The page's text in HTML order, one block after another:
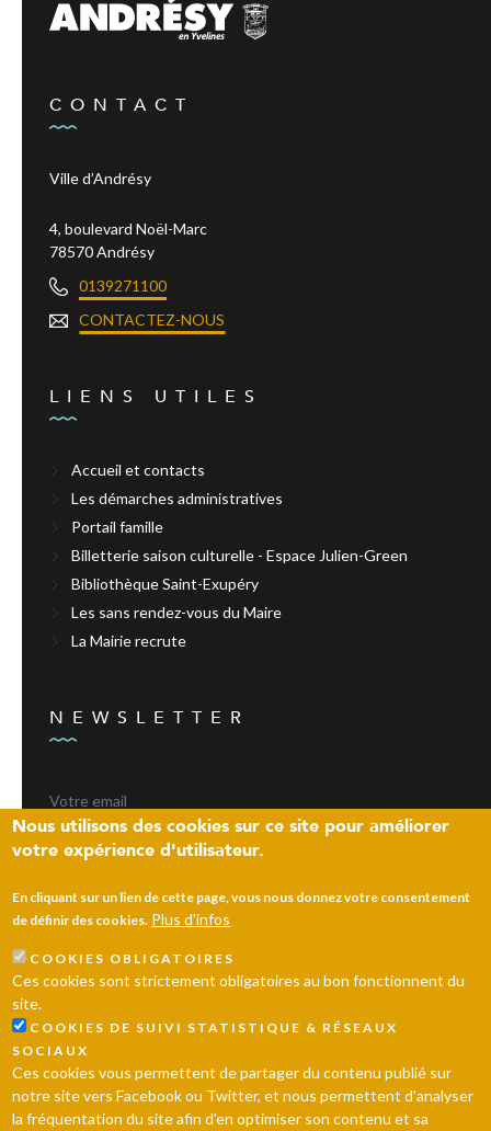
CONTACT
Ville d’Andrésy
4, boulevard Noël-Marc
78570 Andrésy
0139271100
CONTACTEZ-NOUS
LIENS UTILES
Accueil et contacts
Les démarches administratives
Portail famille
Billetterie saison culturelle - Espace Julien-Green
Bibliothèque Saint-Exupéry
Les sans rendez-vous du Maire
La Mairie recrute
NEWSLETTER
ENVOYER
Plan du site
Nous utilisons des cookies sur ce site pour améliorer
votre expérience d'utilisateur.
En cliquant sur un lien de cette page, vous nous donnez votre consentement
de définir des cookies. Plus d'infos
COOKIES OBLIGATOIRES
Ces cookies sont strictement obligatoires au bon fonctionnent du
site.
COOKIES DE SUIVI STATISTIQUE & RÉSEAUX
SOCIAUX
Ces cookies vous permettent de partager du contenu publié sur
notre site vers Facebook ou Twitter, et nous permettent d'analyser
la fréquentation du site afin d'en optimiser son contenu et sa